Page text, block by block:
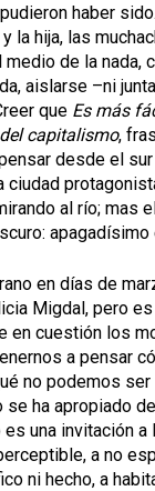
haber
la hija, las
de la nada,
aislarse –ni
que Es más
capitalismo,
desde el
ciudad
al río; mas
apagadísimo
en días de
Migdal, pero
en cuestión los
a pensar
no podemos
se ha apropiado
una invitación a
a no
ni hecho, a